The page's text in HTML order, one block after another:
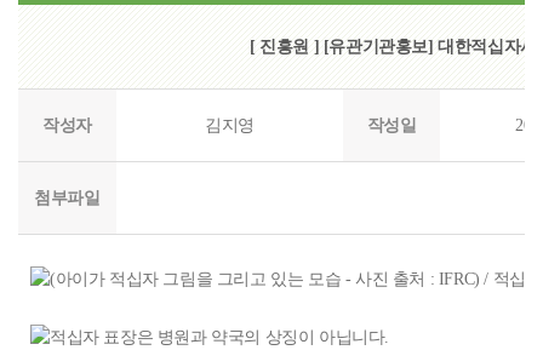
[ 진흥원 ] [유관기관홍보] 대한적십자사
작성자 김지영 작성일
첨부파일